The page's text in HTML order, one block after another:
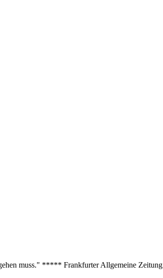
gehen muss." ***** Frankfurter Allgemeine Zeitung